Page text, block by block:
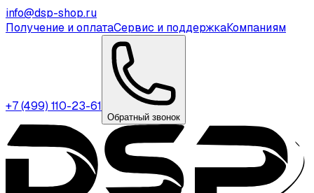
info@dsp-shop.ru
Получение и оплатаСервис и поддержкаКомпаниям
+7 (499) 110-23-61
Обратный звонок